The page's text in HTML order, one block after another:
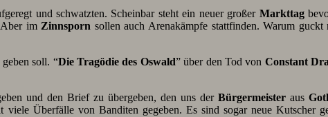
und schwatzten. Scheinbar steht ein neuer großer Markttag
im Zinnsporn sollen auch Arenakämpfe stattfinden. Warum
geben soll. “Die Tragödie des Oswald” über den Tod von Constant
und den Brief zu übergeben, den uns der Bürgermeisteraus
Überfälle von Banditen gegeben. Es sind sogar neue Kutscher